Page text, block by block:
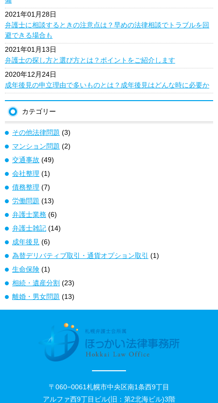
2021年01月28日
弁護士に相談するときの注意点は？早めの法律相談でトラブルを回
避できる場合も
2021年01月13日
弁護士の探し方と選び方とは？ポイントをご紹介します
2020年12月24日
成年後見の申立理由で多いものとは？成年後見はどんな時に必要か
カテゴリー
その他法律問題 (3)
マンション問題 (2)
交通事故 (49)
会社整理 (1)
債務整理 (7)
労働問題 (13)
弁護士業務 (6)
弁護士雑記 (14)
成年後見 (6)
為替デリバティブ取引・通貨オプション取引
(1)
生命保険 (1)
相続・遺産分割 (23)
離婚・男女問題 (13)
〒060−0061札幌市中央区南1条西9丁目
アルファ西9丁目ビル(旧：第2北海ビル)3階